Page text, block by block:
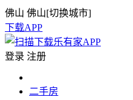
佛山 佛山[切换城市]
下载APP
登录 注册
二手房